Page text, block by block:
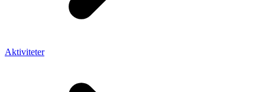
Aktiviteter